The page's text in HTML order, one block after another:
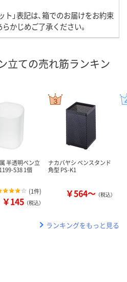
ト」表記は、箱でのお届けをお約束
かじめご了承ください。
立ての売れ筋ランキン
半透明ペン立
538 1個
(1件)
￥145 （税込）
ナカバヤシ ペンスタンド
角型 PS-K1
￥564～ （税込）
ランキングをもっと見る